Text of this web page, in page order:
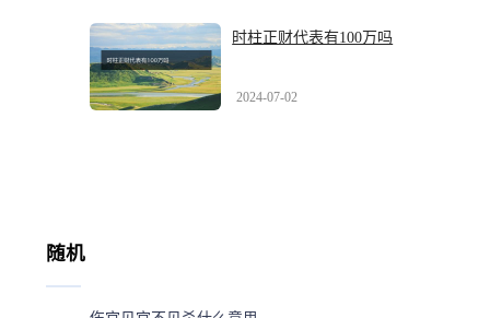
时柱正财代表有100万吗
2024-07-02
随机